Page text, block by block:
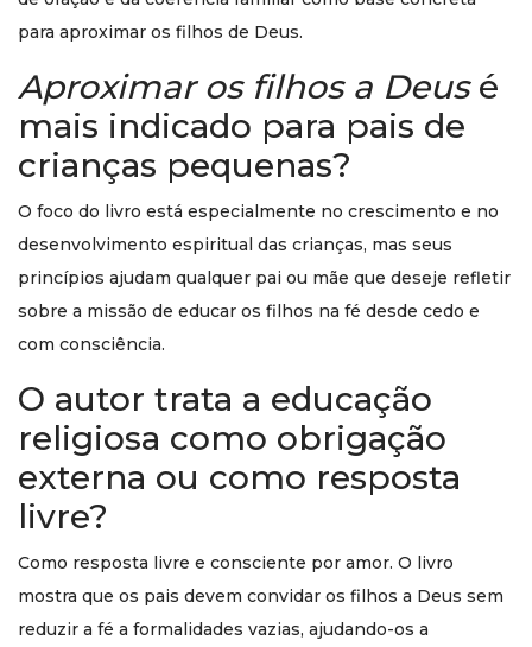
para aproximar os filhos de Deus.
Aproximar os filhos a Deusé
mais indicado para pais de
crianças pequenas?
O foco do livro está especialmente no crescimento e no
desenvolvimento espiritual das crianças, mas seus
princípios ajudam qualquer pai ou mãe que deseje refletir
sobre a missão de educar os filhos na fé desde cedo e
com consciência.
O autor trata a educação
religiosa como obrigação
externa ou como resposta
livre?
Como resposta livre e consciente por amor. O livro
mostra que os pais devem convidar os filhos a Deus sem
reduzir a fé a formalidades vazias, ajudando-os a